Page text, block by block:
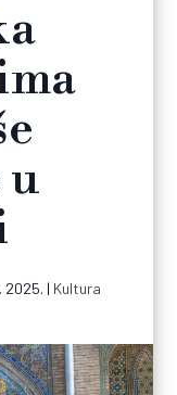
u
2025. | Kultura